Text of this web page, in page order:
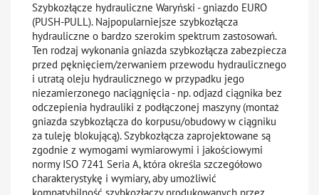
Szybkozłącze hydrauliczne Waryński - gniazdo EURO
(PUSH-PULL). Najpopularniejsze szybkozłącza
hydrauliczne o bardzo szerokim spektrum zastosowań.
Ten rodzaj wykonania gniazda szybkozłącza zabezpiecza
przed pęknięciem/zerwaniem przewodu hydraulicznego
i utratą oleju hydraulicznego w przypadku jego
niezamierzonego naciągnięcia - np. odjazd ciągnika bez
odczepienia hydrauliki z podłączonej maszyny (montaż
gniazda szybkozłącza do korpusu/obudowy w ciągniku
za tuleję blokującą). Szybkozłącza zaprojektowane są
zgodnie z wymogami wymiarowymi i jakościowymi
normy ISO 7241 Seria A, która określa szczegółowo
charakterystykę i wymiary, aby umożliwić